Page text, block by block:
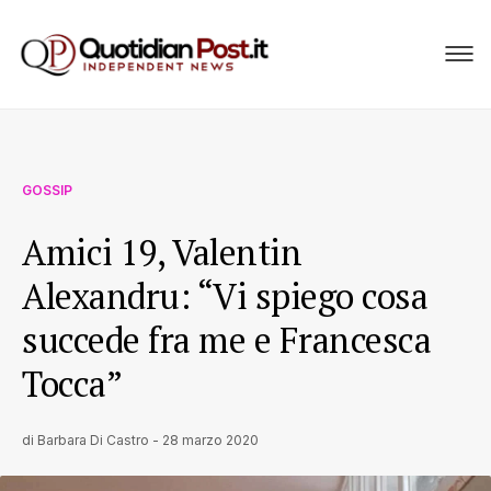
GOSSIP
Amici 19, Valentin
Alexandru: “Vi spiego cosa
succede fra me e Francesca
Tocca”
di Barbara Di Castro - 28 marzo 2020